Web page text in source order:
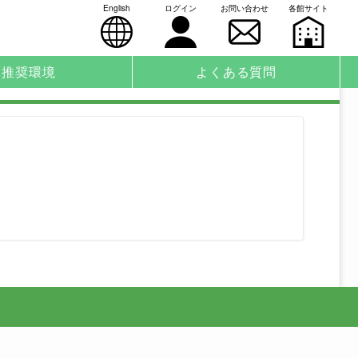
English ログイン お問い合わせ 各館サイト
推奨環境 よくある質問